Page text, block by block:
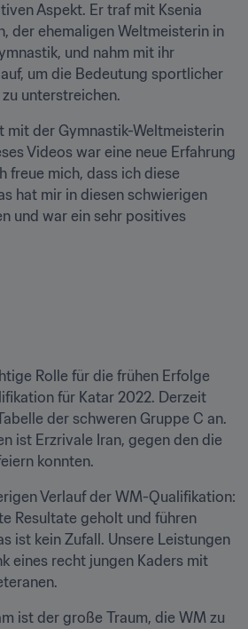
Aspekt. Er traf mit Ksenia
der ehemaligen Weltmeisterin in
und nahm mit ihr
um die Bedeutung sportlicher
unterstreichen.
mit der Gymnastik-Weltmeisterin
Videos war eine neue Erfahrung
freue mich, dass ich diese
hat mir in diesen schwierigen
und war ein sehr positives
Rolle für die frühen Erfolge
für Katar 2022. Derzeit
der schweren Gruppe C an.
ist Erzrivale Iran, gegen den die
konnten.
Verlauf der WM-Qualifikation:
Resultate geholt und führen
ist kein Zufall. Unsere Leistungen
eines recht jungen Kaders mit
ist der große Traum, die WM zu